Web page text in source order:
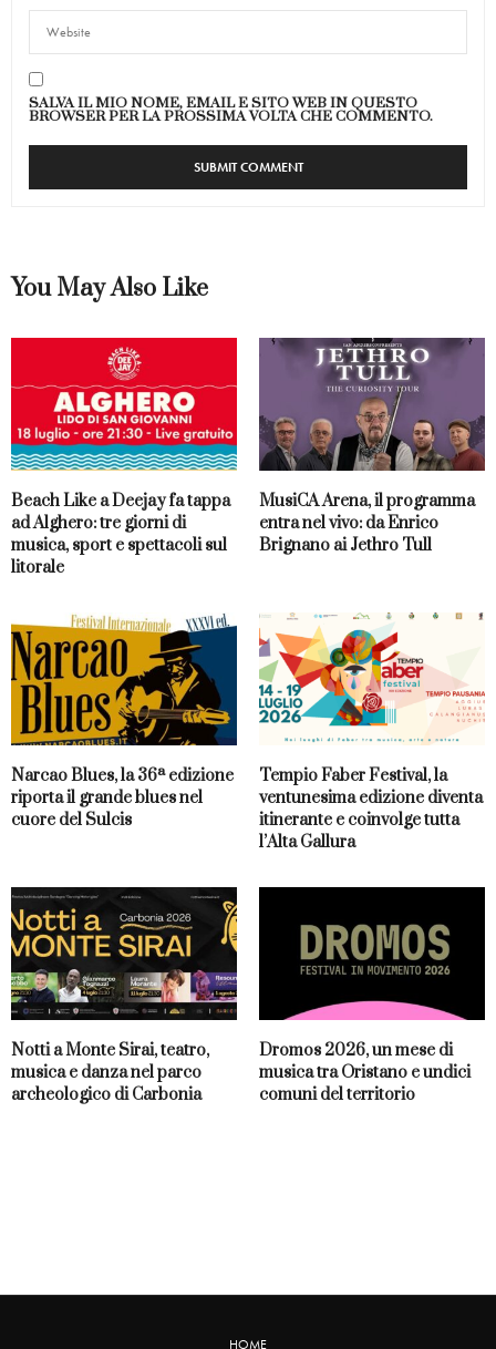
SALVA IL MIO NOME, EMAIL E SITO WEB IN QUESTO
BROWSER PER LA PROSSIMA VOLTA CHE COMMENTO.
You May Also Like
Beach Like a Deejay fa tappa
ad Alghero: tre giorni di
musica, sport e spettacoli sul
litorale
MusiCA Arena, il programma
entra nel vivo: da Enrico
Brignano ai Jethro Tull
Narcao Blues, la 36ª edizione
riporta il grande blues nel
cuore del Sulcis
Tempio Faber Festival, la
ventunesima edizione diventa
itinerante e coinvolge tutta
l’Alta Gallura
Notti a Monte Sirai, teatro,
musica e danza nel parco
archeologico di Carbonia
Dromos 2026, un mese di
musica tra Oristano e undici
comuni del territorio
HOME